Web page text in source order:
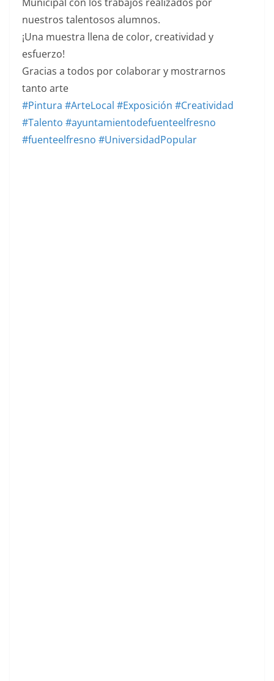
nuestros talentosos alumnos.
¡Una muestra llena de color, creatividad y
esfuerzo!
Gracias a todos por colaborar y mostrarnos
tanto arte
#Pintura #ArteLocal #Exposición #Creatividad
#Talento #ayuntamientodefuenteelfresno
#fuenteelfresno #UniversidadPopular